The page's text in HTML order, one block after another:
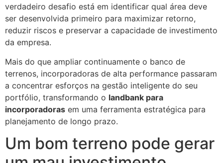
verdadeiro desafio está em identificar qual área deve
ser desenvolvida primeiro para maximizar retorno,
reduzir riscos e preservar a capacidade de investimento
da empresa.
Mais do que ampliar continuamente o banco de
terrenos, incorporadoras de alta performance passaram
a concentrar esforços na gestão inteligente do seu
portfólio, transformando o landbank para
incorporadoras em uma ferramenta estratégica para
planejamento de longo prazo.
Um bom terreno pode gerar